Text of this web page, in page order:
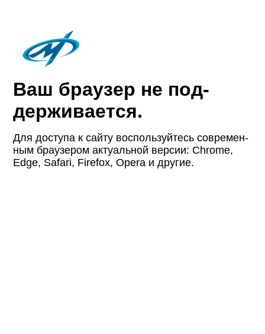
Ваш браузер не под­
держи­вается.
Для доступа к сайту восполь­зуйтесь совре­мен­
ным браузером актуаль­ной версии: Chrome,
Edge, Safari, Firefox, Opera и другие.